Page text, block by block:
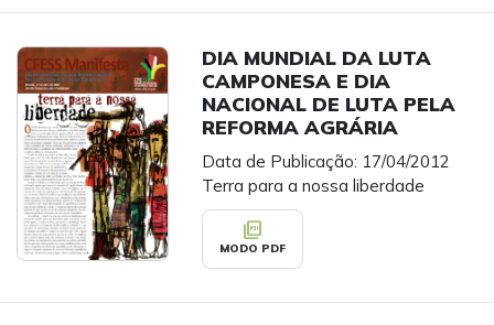
DIA MUNDIAL DA LUTA
CAMPONESA E DIA
NACIONAL DE LUTA PELA
REFORMA AGRÁRIA
Data de Publicação: 17/04/2012
Terra para a nossa liberdade
picture_as_pdf
MODO PDF